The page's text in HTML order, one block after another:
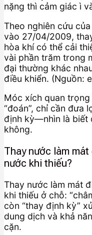
nặng thì cảm giác ì
Theo nghiên cứu
vào 27/04/2009,
hòa khí có thể cải
vài phần trăm trong
đại thường khác
điều khiển. (Nguồn:
Móc xích quan
“đoán”, chỉ cần đưa
định kỳ—nhìn là biết
không.
Thay nước làm
nước khi thiếu?
Thay nước làm mát
khi thiếu ở chỗ:
còn “thay định kỳ”
dung dịch và khả
cặn.